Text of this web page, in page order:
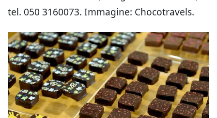
tel. 050 3160073. Immagine: Chocotravels.